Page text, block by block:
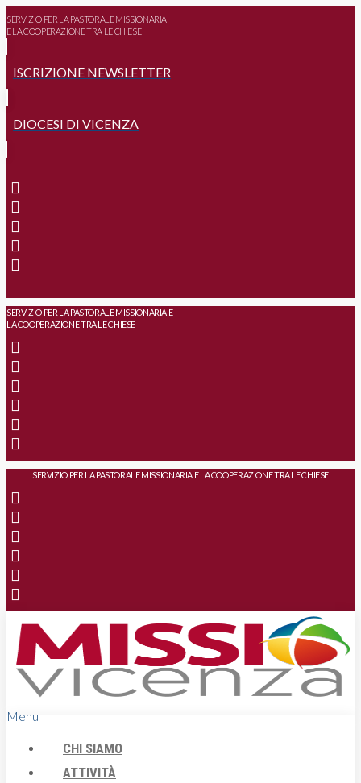
SERVIZIO PER LA PASTORALE MISSIONARIA
E LA COOPERAZIONE TRA LE CHIESE
ISCRIZIONE NEWSLETTER
DIOCESI DI VICENZA
SERVIZIO PER LA PASTORALE MISSIONARIA E
LA COOPERAZIONE TRA LE CHIESE
SERVIZIO PER LA PASTORALE MISSIONARIA E LA COOPERAZIONE TRA LE CHIESE
Menu
CHI SIAMO
ATTIVITÀ